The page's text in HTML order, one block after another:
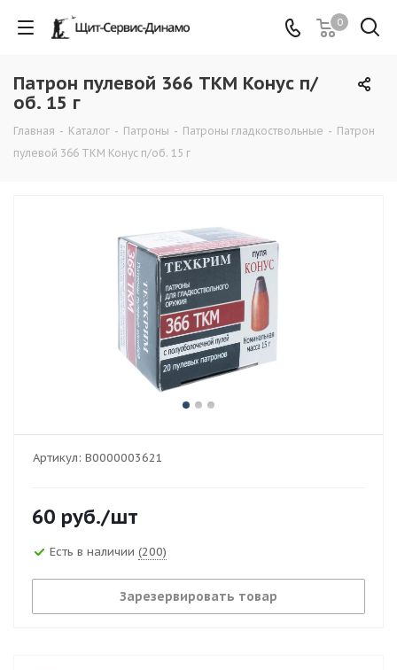
0
Патрон пулевой 366 ТКМ Конус п/
об. 15 г
Главная - Каталог - Патроны - Патроны гладкоствольные - Патрон
пулевой 366 ТКМ Конус п/об. 15 г
Артикул: В0000003621
60 руб./шт
Есть в наличии (200)
Зарезервировать товар